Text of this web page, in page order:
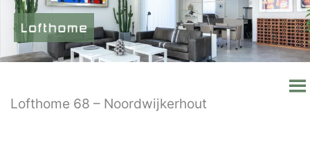
Ga
naar
de
Lofthome 68 – Noordwijkerhout